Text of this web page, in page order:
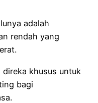
adalah
rendah yang
khusus untuk
bagi